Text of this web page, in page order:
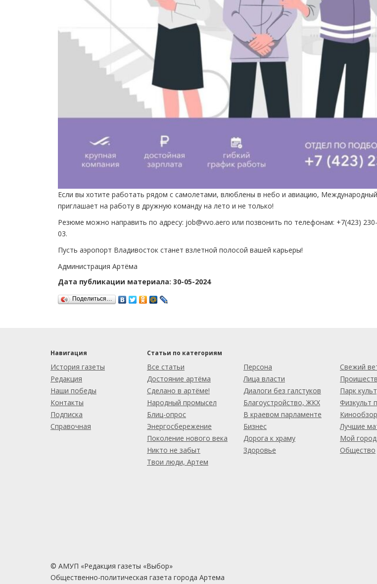
Если вы хотите работать рядом с самолетами, влюблены в небо и авиацию,
приглашает на работу в дружную команду на лето и не только!
Резюме можно направить по адресу: job@vvo.aero или позвонить по телефонам: +7(423)
03.
Пусть аэропорт Владивосток станет взлетной полосой вашей карьеры!
Администрация Артёма
Дата публикации материала: 30-05-2024
Поделиться…
Навигация
История газеты
Редакция
Наши победы
Контакты
Подписка
Справочная
Статьи по категориям
Все статьи
Достояние артёма
Сделано в артёме!
Народный промысел
Блиц-опрос
Энергосбережение
Поколение нового века
Никто не забыт
Твои люди, Артем
Персона
Лица власти
Диалоги без галстуков
Благоустройство, ЖКХ
В краевом парламенте
Бизнес
Дорога к храму
Здоровье
Свежий
Парк
Физкульт
Кинообзор
Лучшие
Мой город
Общество
© АМУП «Редакция газеты «Выбор»
Общественно-политическая газета города Артема